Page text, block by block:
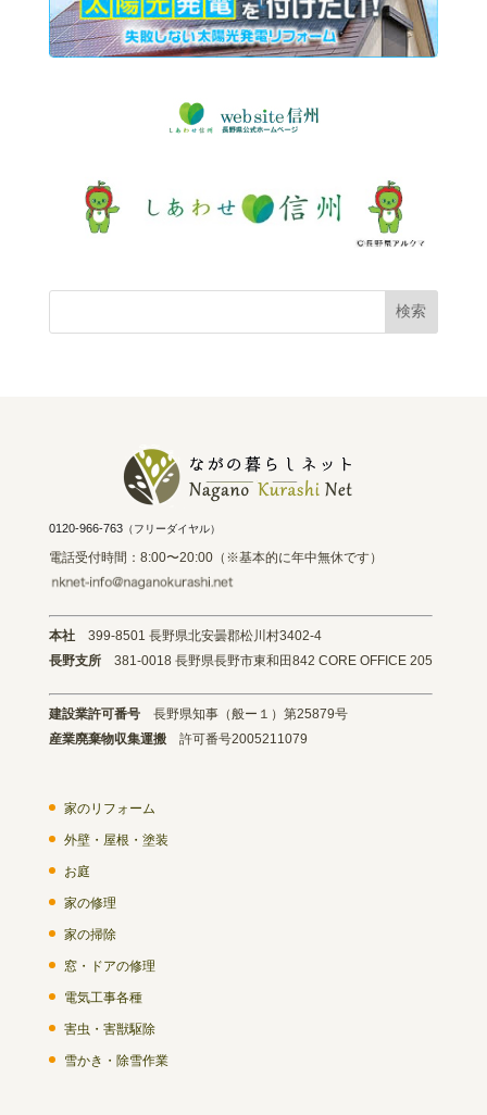
0120-966-763（フリーダイヤル）
電話受付時間：8:00〜20:00（※基本的に年中無休です）
本社 399-8501 長野県北安曇郡松川村3402-4
長野支所 381-0018 長野県長野市東和田842 CORE OFFICE 205
建設業許可番号 長野県知事（般ー１）第25879号
産業廃棄物収集運搬 許可番号2005211079
家のリフォーム
外壁・屋根・塗装
お庭
家の修理
家の掃除
窓・ドアの修理
電気工事各種
害虫・害獣駆除
雪かき・除雪作業